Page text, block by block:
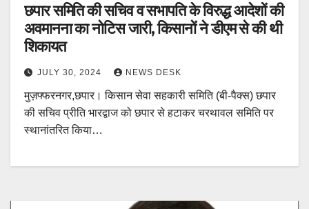
छपार समिति की सचिव व सभापति के विरुद्ध आदेशों की
अवमानना का नोटिस जारी, किसानों ने डीएम से की थी
शिकायत
JULY 30, 2024 NEWS DESK
मुज़फ्फरनगर,छपार। किसान सेवा सहकारी समिति (बी-पैक्स) छपार
की सचिव प्रीति भारद्वाज को छपार से हटाकर चरथावल समिति पर
स्थानांतरित किया…